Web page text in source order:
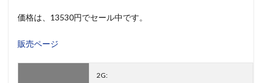
価格は、13530円でセール中です。
販売ページ
2G: